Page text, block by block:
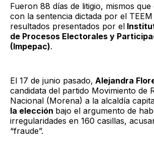
Fueron 88 días de litigio, mismos
con la sentencia dictada por el
resultados presentados por el
de Procesos Electorales y
(Impepac).
El 17 de junio pasado, Alejandra
candidata del partido Movimiento de
Nacional (Morena) a la alcaldía
la elección bajo el argumento de
irregularidades en 160 casillas,
“fraude”.